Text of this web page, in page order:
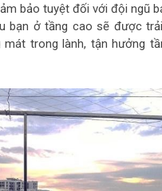
bảo tuyệt đối với đội ngũ
bạn ở tầng cao sẽ được
mát trong lành, tận hưởng